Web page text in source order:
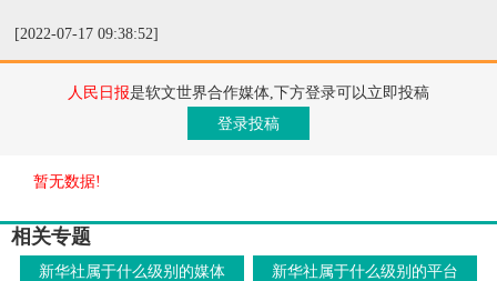
[2022-07-17 09:38:52]
人民日报是软文世界合作媒体,下方登录可以立即投稿
登录投稿
暂无数据!
相关专题
新华社属于什么级别的媒体 新华社属于什么级别的平台